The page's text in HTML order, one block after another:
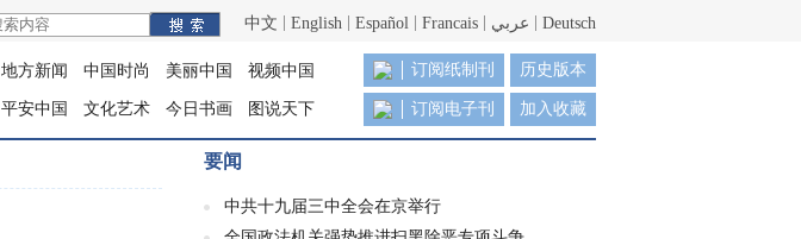
中文 English Español Francais عربي Deutsch
地方新闻 中国时尚 美丽中国 视频中国
平安中国 文化艺术 今日书画 图说天下
订阅纸制刊 历史版本
订阅电子刊 加入收藏
要闻
中共十九届三中全会在京举行